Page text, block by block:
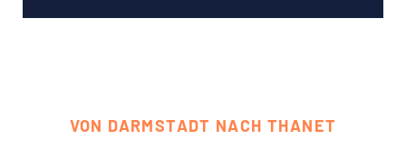
VON DARMSTADT NACH THANET